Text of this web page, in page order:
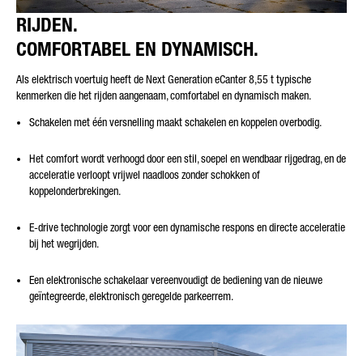
RIJDEN.
COMFORTABEL EN DYNAMISCH.
Als elektrisch voertuig heeft de Next Generation eCanter 8,55 t typische
kenmerken die het rijden aangenaam, comfortabel en dynamisch maken.
Schakelen met één versnelling maakt schakelen en koppelen overbodig.
Het comfort wordt verhoogd door een stil, soepel en wendbaar rijgedrag, en de
acceleratie verloopt vrijwel naadloos zonder schokken of
koppelonderbrekingen.
E-drive technologie zorgt voor een dynamische respons en directe acceleratie
bij het wegrijden.
Een elektronische schakelaar vereenvoudigt de bediening van de nieuwe
geïntegreerde, elektronisch geregelde parkeerrem.